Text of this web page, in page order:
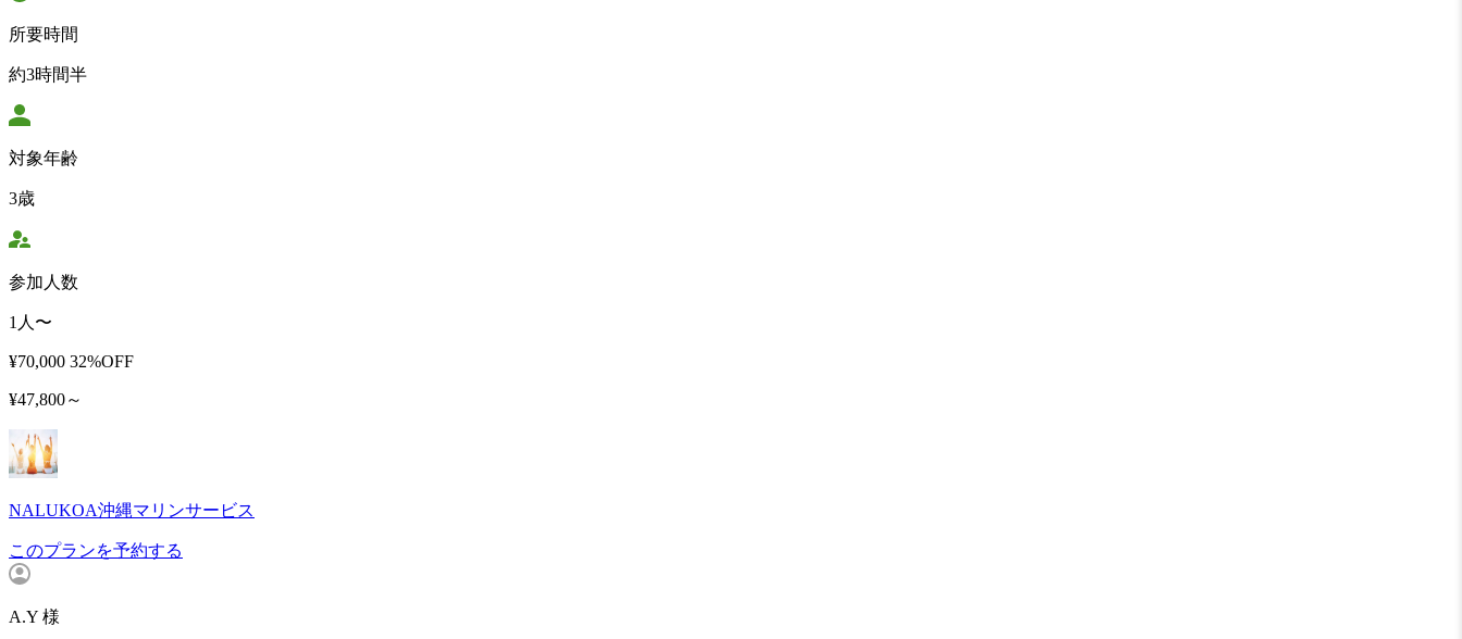
所要時間
約3時間半
対象年齢
3歳
参加人数
1人〜
¥70,000 32%OFF
¥47,800～
NALUKOA沖縄マリンサービス
このプランを予約する
A.Y 様